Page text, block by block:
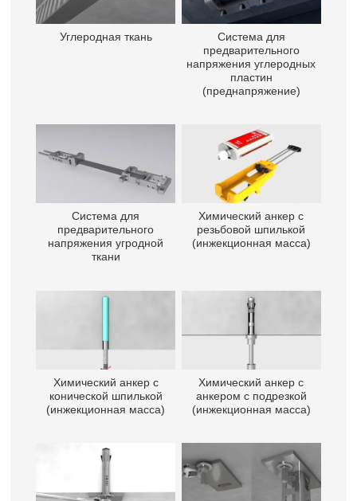
Углеродная ткань
Система для
предварительного
напряжения углеродных
пластин
(преднапряжение)
Система для
предварительного
напряжения угродной
ткани
Химический анкер с
резьбовой шпилькой
(инжекционная масса)
Химический анкер с
конической шпилькой
(инжекционная масса)
Химический анкер с
анкером с подрезкой
(инжекционная масса)